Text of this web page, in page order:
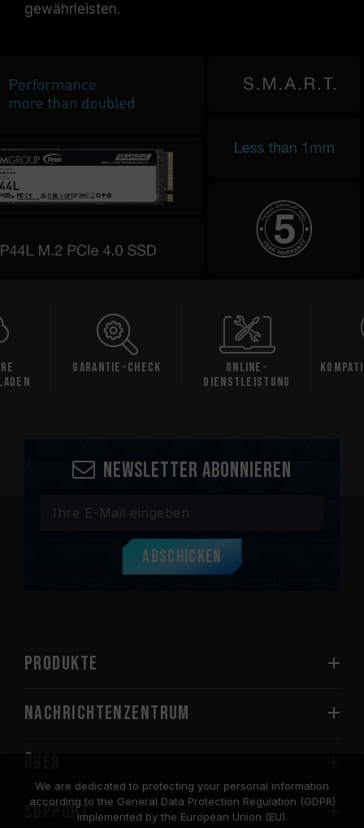
gewährleisten.
Garantie-Check
Online-
Dienstleistung
Newsletter abonnieren
Abschicken
PRODUKTE
Nachrichtenzentrum
SUPPORT
We are dedicated to protecting your personal information
according to the General Data Protection Regulation (GDPR)
implemented by the European Union (EU).